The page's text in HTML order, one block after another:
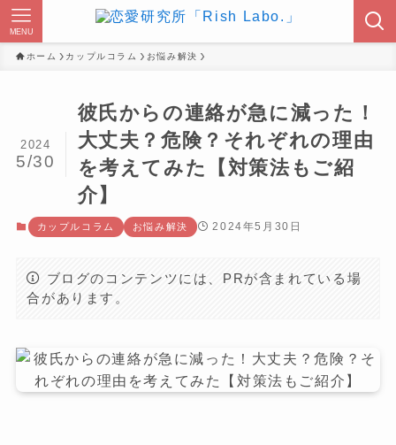
MENU
ホーム カップルコラム お悩み解決
彼氏からの連絡が急に減った！
大丈夫？危険？それぞれの理由
を考えてみた【対策法もご紹
介】
2024
5/30
カップルコラム お悩み解決 2024年5月30日
ブログのコンテンツには、PRが含まれている場
合があります。